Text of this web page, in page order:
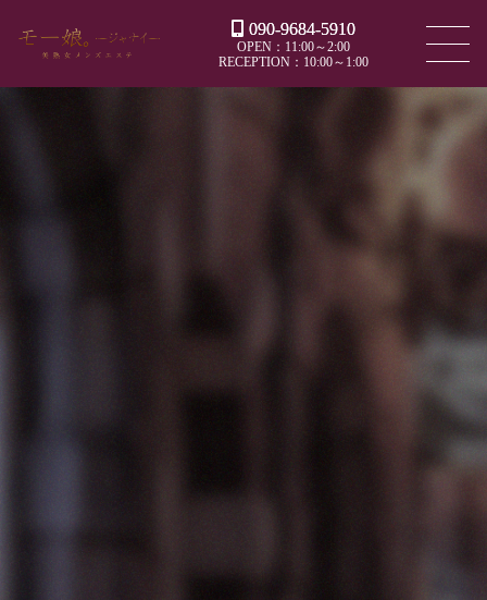
090-9684-5910
OPEN：11:00～2:00
RECEPTION：10:00～1:00